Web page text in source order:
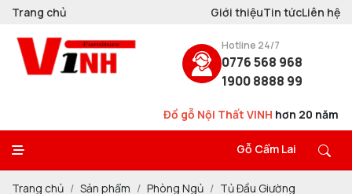
Trang chủ Giới thiệuTin tứcLiên hệ
Hotline 24/7
0776 568 968
1900 8888 99
Đồ gỗ Nội Thất VINHhơn 20 nămThiết Kế - Thi
Gỗ Cẩm Lai
Trang chủ Sản phẩm Phòng Ngủ
Tủ Đầu Giường